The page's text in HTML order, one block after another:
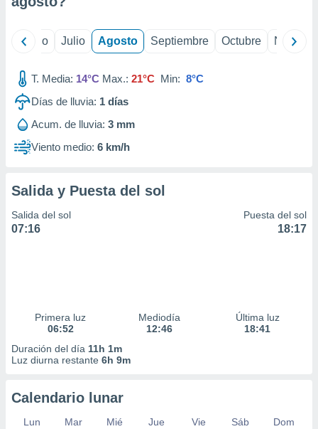
mediante
publicidad
publicidad
1199
Junio Julio Agosto Septiembre Octubre
T. Media: 14°C Max.: 21°C Min: 8°C
Días de lluvia: 1 días
Acum. de lluvia: 3 mm
Viento medio: 6 km/h
Salida y Puesta del sol
Salida del sol
07:16
Puesta del sol
18:17
Primera luz
06:52
Mediodía
12:46
Última luz
18:41
Duración del día 11h 1m
Luz diurna restante 6h 9m
Calendario lunar
Lun Mar Mié Jue Vie Sáb
Dom